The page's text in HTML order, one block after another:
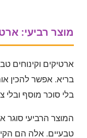
מוצר רביעי:
ארטיקים וקינוחים
בריא. אפשר להכין
בלי סוכר מוסף ובלי
המוצר הרביעי סוגר
טבעיים. אלה הם